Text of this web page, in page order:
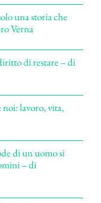
una storia che
Verna
di restare – di
lavoro, vita,
di un uomo si
– di